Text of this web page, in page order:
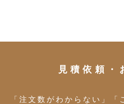
見積依頼・
「注文数がわからない」「